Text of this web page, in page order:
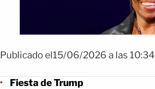
Publicado el15/06/2026 a las 10:34
Fiesta de Trump